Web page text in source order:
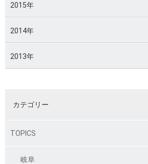
2015年
2014年
2013年
カテゴリー
TOPICS
岐阜